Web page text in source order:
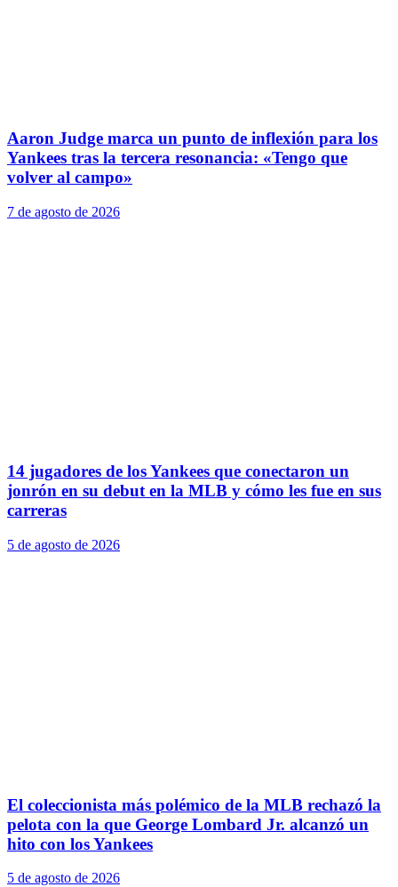
Aaron Judge marca un punto de inflexión para los
Yankees tras la tercera resonancia: «Tengo que
volver al campo»
7 de agosto de 2026
14 jugadores de los Yankees que conectaron un
jonrón en su debut en la MLB y cómo les fue en sus
carreras
5 de agosto de 2026
El coleccionista más polémico de la MLB rechazó la
pelota con la que George Lombard Jr. alcanzó un
hito con los Yankees
5 de agosto de 2026